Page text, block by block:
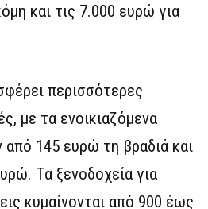
και τις 7.000 ευρώ για
περισσότερες
με τα ενοικιαζόμενα
από 145 ευρώ τη βραδιά και
Τα ξενοδοχεία για
κυμαίνονται από 900 έως